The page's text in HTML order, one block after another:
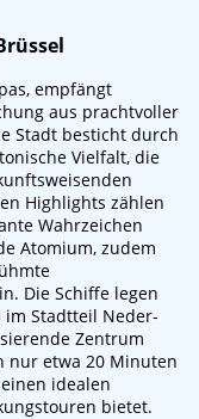
empfängt
aus prachtvoller
Stadt besticht durch
Vielfalt, die
Highlights zählen
Wahrzeichen
Atomium, zudem
Die Schiffe legen
im Stadtteil Neder-
Zentrum
nur etwa 20 Minuten
idealen
bietet.